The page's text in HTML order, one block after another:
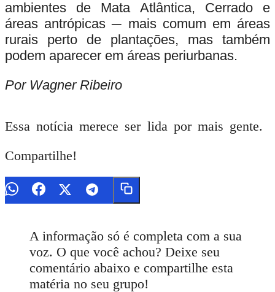
ambientes de Mata Atlântica, Cerrado e
áreas antrópicas ─ mais comum em áreas
rurais perto de plantações, mas também
podem aparecer em áreas periurbanas.
Por Wagner Ribeiro
Essa notícia merece ser lida por mais gente.
Compartilhe!
A informação só é completa com a sua
voz. O que você achou? Deixe seu
comentário abaixo e compartilhe esta
matéria no seu grupo!